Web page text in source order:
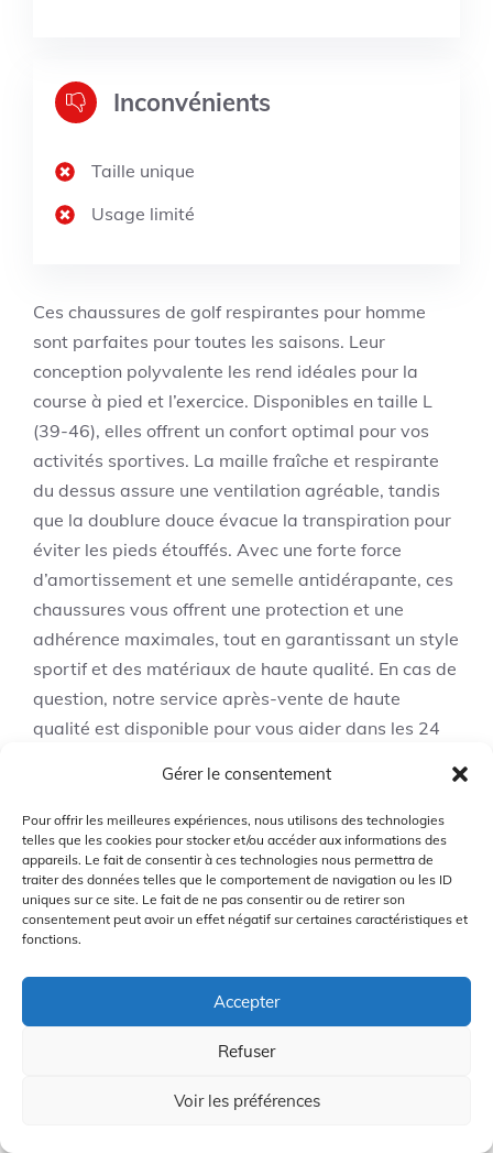
Gérer le consentement
Pour offrir les meilleures expériences, nous utilisons des technologies
telles que les cookies pour stocker et/ou accéder aux informations des
appareils. Le fait de consentir à ces technologies nous permettra de
traiter des données telles que le comportement de navigation ou les ID
uniques sur ce site. Le fait de ne pas consentir ou de retirer son
consentement peut avoir un effet négatif sur certaines caractéristiques et
fonctions.
Accepter
Refuser
Voir les préférences
Inconvénients
Taille unique
Usage limité
Ces chaussures de golf respirantes pour homme
sont parfaites pour toutes les saisons. Leur
conception polyvalente les rend idéales pour la
course à pied et l’exercice. Disponibles en taille L
(39-46), elles offrent un confort optimal pour vos
activités sportives. La maille fraîche et respirante
du dessus assure une ventilation agréable, tandis
que la doublure douce évacue la transpiration pour
éviter les pieds étouffés. Avec une forte force
d’amortissement et une semelle antidérapante, ces
chaussures vous offrent une protection et une
adhérence maximales, tout en garantissant un style
sportif et des matériaux de haute qualité. En cas de
question, notre service après-vente de haute
qualité est disponible pour vous aider dans les 24
Profitez de la qualité BOEBIZ pour vos besoins en
chaussures de sport!
Confort ultime sur le parcours
Dessus respirant en maille fraîche
Doublure douce et respirante
Forte force d’amortissement
Semelle antidérapante